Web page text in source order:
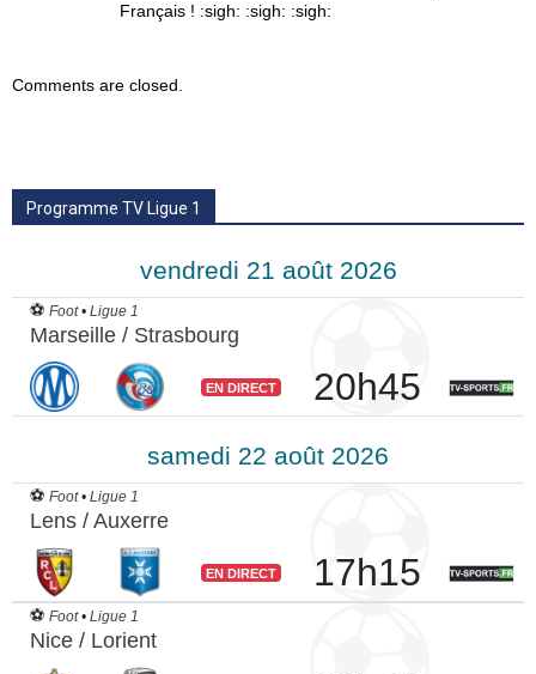
Français ! :sigh: :sigh: :sigh:
Comments are closed.
Programme TV Ligue 1